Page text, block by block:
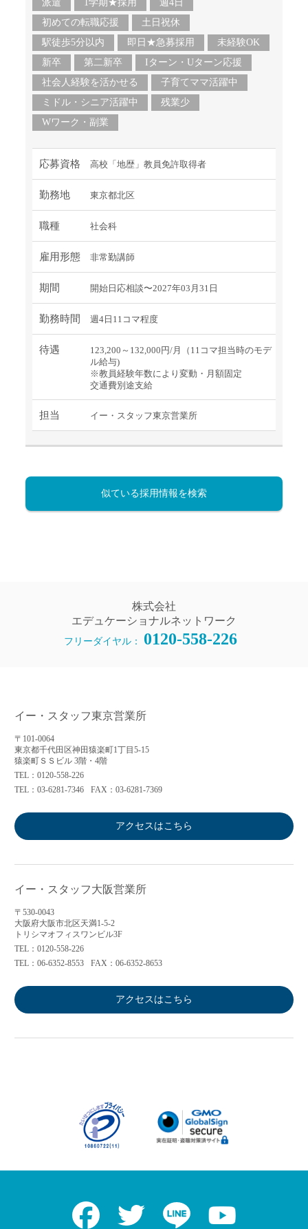
派遣 1学期★採用
週4日
初めての転職応援
土日祝休
駅徒歩5分以内
即日★急募採用
未経験OK
新卒
第二新卒
Iターン・Uターン応援
社会人経験を活かせる
子育てママ活躍中
ミドル・シニア活躍中
残業少
Wワーク・副業
応募資格 高校「地歴」教員免許取得者
勤務地 東京都北区
職種 社会科
雇用形態 非常勤講師
期間 開始日応相談〜2027年03月31日
勤務時間 週4日11コマ程度
待遇
123,200～132,000円/月（11コマ担当時のモデ
ル給与)
※教員経験年数により変動・月額固定
交通費別途支給
担当 イー・スタッフ東京営業所
似ている採用情報を検索
株式会社
エデュケーショナルネットワーク
フリーダイヤル： 0120-558-226
イー・スタッフ東京営業所
〒101-0064
東京都千代田区神田猿楽町1丁目5-15
猿楽町ＳＳビル 3階・4階
TEL：0120-558-226
TEL：03-6281-7346
FAX：03-6281-7369
アクセスはこちら
イー・スタッフ大阪営業所
〒530-0043
大阪府大阪市北区天満1-5-2
トリシマオフィスワンビル3F
TEL：0120-558-226
TEL：06-6352-8553
FAX：06-6352-8653
アクセスはこちら
Facebook Twitter LINE